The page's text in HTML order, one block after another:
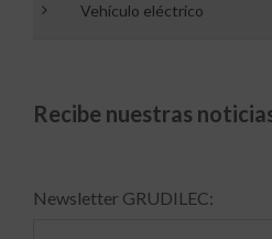
Vehículo eléctrico
Recibe nuestras
Newsletter GRUDILEC: